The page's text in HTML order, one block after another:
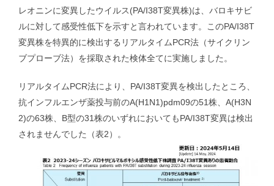
ロシア｜Russia｜中国｜China
レオニンに変異したウイルス(PA/I38T変異株)は、バロキサビ
ルに対して感受性低下を示すと言われています。このPA/I38T
変異株を特異的に検出するリアルタイムPCR法（サイクリン
ブプローブ法）を採取された検体全てに実施しました。
リアルタイムPCR法により、PA/I38T変異を検出したところ、
抗インフルエンザ薬投与前のA(H1N1)pdm09の51株、A(H3N
2)の63株、B型の31株のいずれにおいてもPA/I38T変異は検出
されませんでした（表2）。